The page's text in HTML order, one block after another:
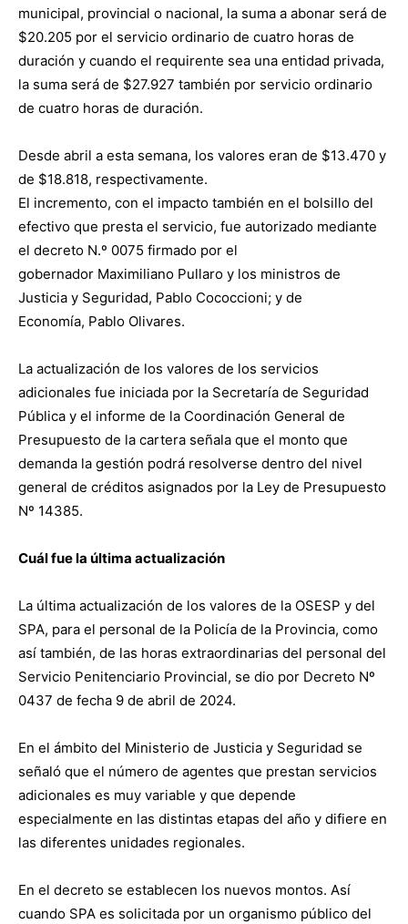
municipal, provincial o nacional, la suma a abonar será de
$20.205 por el servicio ordinario de cuatro horas de
duración y cuando el requirente sea una entidad privada,
la suma será de $27.927 también por servicio ordinario
de cuatro horas de duración.
Desde abril a esta semana, los valores eran de $13.470 y
de $18.818, respectivamente.
El incremento, con el impacto también en el bolsillo del
efectivo que presta el servicio, fue autorizado mediante
el decreto N.º 0075 firmado por el
gobernador Maximiliano Pullaro y los ministros de
Justicia y Seguridad, Pablo Cococcioni; y de
Economía, Pablo Olivares.
La actualización de los valores de los servicios
adicionales fue iniciada por la Secretaría de Seguridad
Pública y el informe de la Coordinación General de
Presupuesto de la cartera señala que el monto que
demanda la gestión podrá resolverse dentro del nivel
general de créditos asignados por la Ley de Presupuesto
Nº 14385.
Cuál fue la última actualización
La última actualización de los valores de la OSESP y del
SPA, para el personal de la Policía de la Provincia, como
así también, de las horas extraordinarias del personal del
Servicio Penitenciario Provincial, se dio por Decreto Nº
0437 de fecha 9 de abril de 2024.
En el ámbito del Ministerio de Justicia y Seguridad se
señaló que el número de agentes que prestan servicios
adicionales es muy variable y que depende
especialmente en las distintas etapas del año y difiere en
las diferentes unidades regionales.
En el decreto se establecen los nuevos montos. Así
cuando SPA es solicitada por un organismo público del